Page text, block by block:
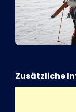
Zusätzliche